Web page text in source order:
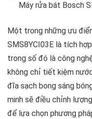
Máy rửa bát Bosch
Một trong những ưu
SMS8YCI03E là tích
trong số đó là công
không chỉ tiết kiệm
đĩa sạch bong sáng
minh sẽ điều chỉnh
để lựa chọn phương